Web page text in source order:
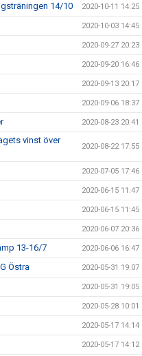
14/10 2020-10-11 14:25
2020-10-03 14:45
2020-09-27 20:23
2020-09-20 16:46
2020-09-13 20:17
2020-09-06 18:37
2020-08-23 20:41
vinst över
2020-08-22 17:55
2020-07-05 17:46
2020-06-15 11:47
2020-06-15 11:45
2020-06-07 20:36
13-16/7 2020-06-06 16:47
Östra 2020-05-31 19:07
2020-05-31 19:05
2020-05-28 10:01
2020-05-17 14:14
2020-05-17 14:12